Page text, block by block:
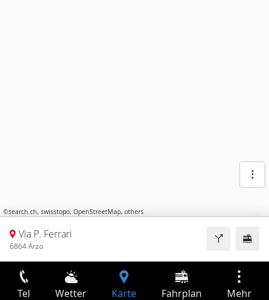
©search.ch, swisstopo, OpenStreetMap, others
Via P. Ferrari
6864 Arzo
Tel Wetter Karte Fahrplan Mehr